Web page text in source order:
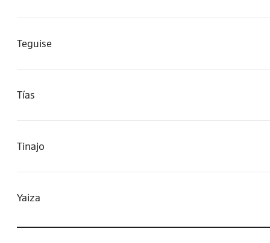
Teguise
Tías
Tinajo
Yaiza